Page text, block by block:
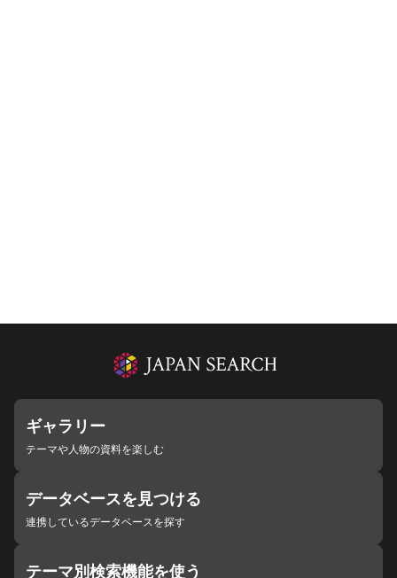
ギャラリー
テーマや人物の資料を楽しむ
データベースを見つける
連携しているデータベースを探す
テーマ別検索機能を使う